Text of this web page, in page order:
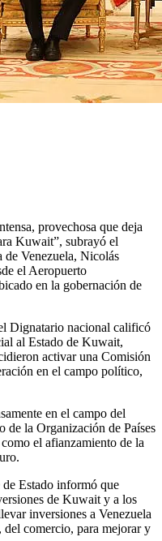
provechosa que deja
Kuwait”, subrayó el
Venezuela, Nicolás
el Aeropuerto
en la gobernación de
Dignatario nacional calificó
al Estado de Kuwait,
activar una Comisión
en el campo político,
en el campo del
de la Organización de Países
el afianzamiento de la
Estado informó que
de Kuwait y a los
inversiones a Venezuela
del comercio, para mejorar y